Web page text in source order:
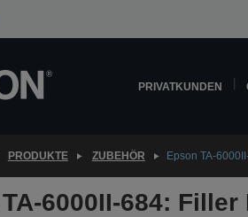
PRIVATKUNDEN
PRODUKTE ZUBEHÖR Epson TA-
6000II-684: Filler